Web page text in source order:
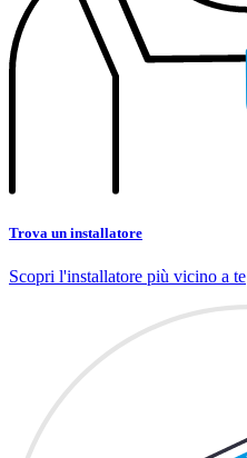
Trova un installatore
Scopri l'installatore più vicino a te